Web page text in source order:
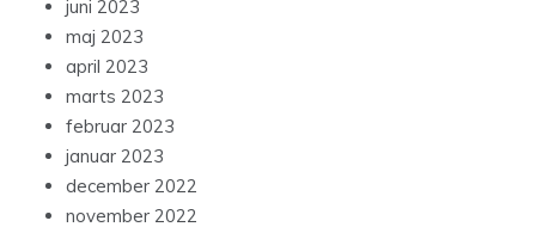
juni 2023
maj 2023
april 2023
marts 2023
februar 2023
januar 2023
december 2022
november 2022